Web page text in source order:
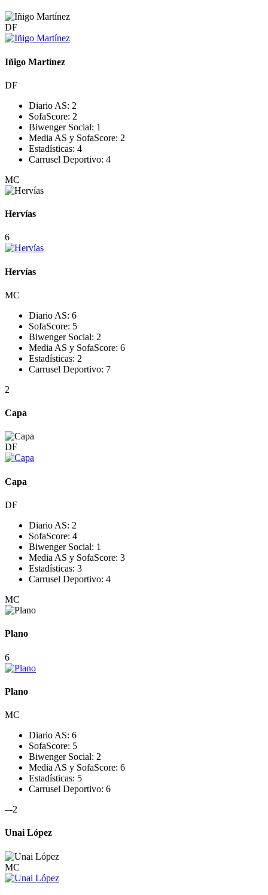
DF
Iñigo Martínez
DF
Diario AS: 2
SofaScore: 2
Biwenger Social: 1
Media AS y SofaScore: 2
Estadísticas: 4
Carrusel Deportivo: 4
MC
Hervías
6
Hervías
MC
Diario AS: 6
SofaScore: 5
Biwenger Social: 2
Media AS y SofaScore: 6
Estadísticas: 2
Carrusel Deportivo: 7
2
Capa
DF
Capa
DF
Diario AS: 2
SofaScore: 4
Biwenger Social: 1
Media AS y SofaScore: 3
Estadísticas: 3
Carrusel Deportivo: 4
MC
Plano
6
Plano
MC
Diario AS: 6
SofaScore: 5
Biwenger Social: 2
Media AS y SofaScore: 6
Estadísticas: 5
Carrusel Deportivo: 6
–-2
Unai López
MC